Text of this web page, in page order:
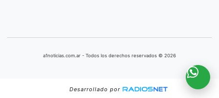
a1noticias.com.ar - Todos los derechos reservados © 2026
Desarrollado por